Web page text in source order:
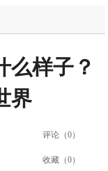
么样子？
界
评论（0）
收藏（0）